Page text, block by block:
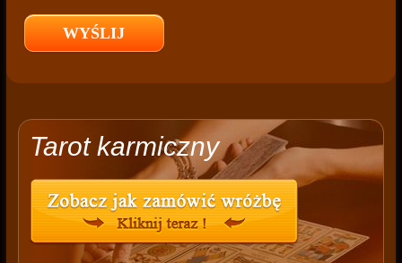
Tarot karmiczny